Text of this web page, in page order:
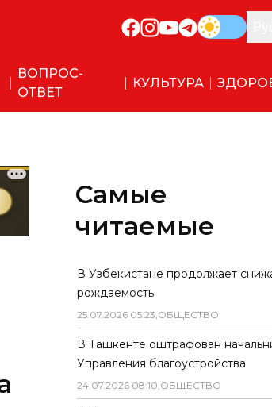
ВОПРОС-
ОТВЕТ
КУЛЬТУРА
Самые
читаемые
В Узбекистане продолжает
рождаемость
25.07.2026 05:23,ОБЩЕСТВО
В Ташкенте оштрафован
Управления благоустройства
24.07.2026 08:10,ОБЩЕСТВО